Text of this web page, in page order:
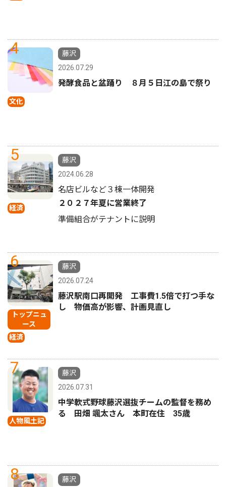
4
文化
藤沢
2026.07.29
発酵食品と盆踊り ８月５日江の島で祭り
5
経済
藤沢
2024.06.28
名店ビルなど３棟一体開発
２０２７年夏に営業終了
準備組合がテナントに説明
6
トップニュ
ース
経済
藤沢
2026.07.24
藤沢駅南口再開発 工事費1.5倍で打つ手な
し 物価高が影響、計画見直し
7
人物風土記
藤沢
2026.07.31
中学軟式野球藤沢選抜チームの監督を務め
る 田畑 颯太さん 本町在住 35歳
8
藤沢